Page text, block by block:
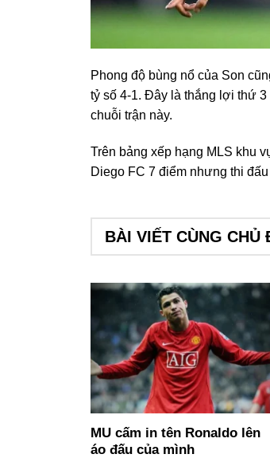
Phong độ bùng nổ của Son
tỷ số 4-1. Đây là thắng lợi thứ
chuỗi trận này.
Trên bảng xếp hạng MLS khu
Diego FC 7 điểm nhưng thi
BÀI VIẾT CÙNG CHỦ
MU cấm in tên Ronaldo lên
áo đấu của mình